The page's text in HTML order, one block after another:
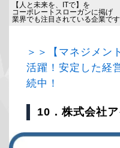
【人と未来を、ITで】を
コーポレートスローガンに掲げ
業界でも注目されている企業です
＞＞【マネジメン
活躍！安定した経
続中！
10．株式会社